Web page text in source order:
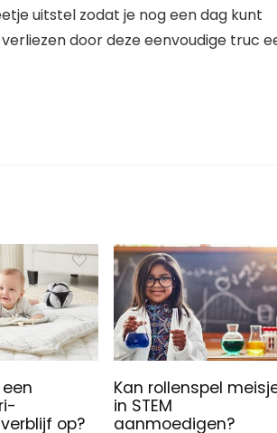
uitstel zodat je nog een dag kunt
door deze eenvoudige truc
op?
Kan rollenspel
in STEM
aanmoedigen?